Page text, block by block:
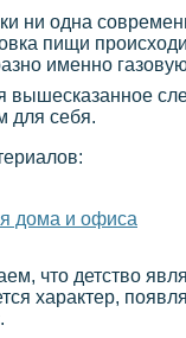
ни одна
пищи
именно
вышесказанное
для себя.
дома и офиса
что детство
характер,